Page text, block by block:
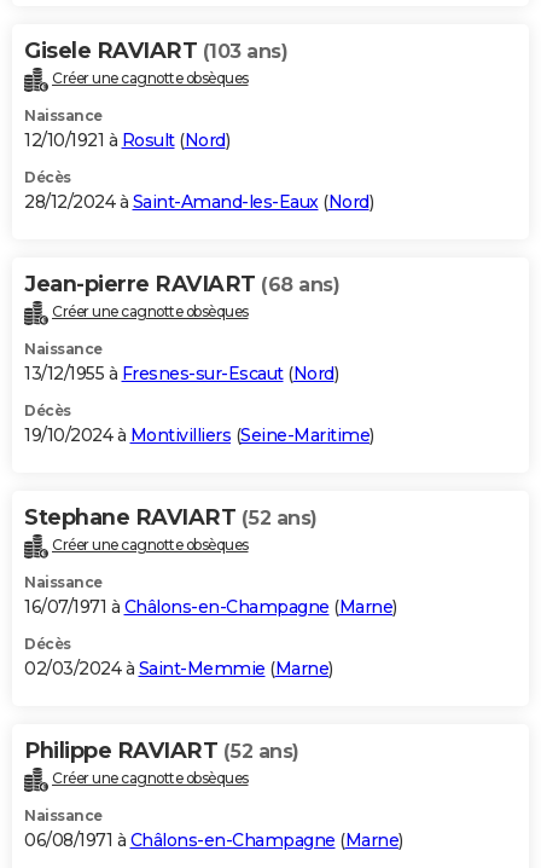
Gisele RAVIART (103 ans)
Créer une cagnotte obsèques
Naissance
12/10/1921 à Rosult(Nord)
Décès
28/12/2024 à Saint-Amand-les-Eaux(Nord)
Jean-pierre RAVIART (68 ans)
Créer une cagnotte obsèques
Naissance
13/12/1955 à Fresnes-sur-Escaut(Nord)
Décès
19/10/2024 à Montivilliers (Seine-Maritime)
Stephane RAVIART (52 ans)
Créer une cagnotte obsèques
Naissance
16/07/1971 à Châlons-en-Champagne (Marne)
Décès
02/03/2024 à Saint-Memmie (Marne)
Philippe RAVIART (52 ans)
Créer une cagnotte obsèques
Naissance
06/08/1971 à Châlons-en-Champagne (Marne)